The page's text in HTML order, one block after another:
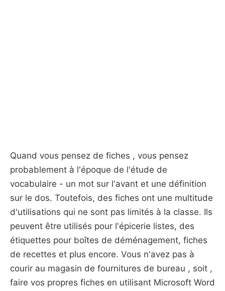
Quand vous pensez de fiches , vous pensez
probablement à l'époque de l'étude de
vocabulaire - un mot sur l'avant et une définition
sur le dos. Toutefois, des fiches ont une multitude
d'utilisations qui ne sont pas limités à la classe. Ils
peuvent être utilisés pour l'épicerie listes, des
étiquettes pour boîtes de déménagement, fiches
de recettes et plus encore. Vous n'avez pas à
courir au magasin de fournitures de bureau , soit ,
faire vos propres fiches en utilisant Microsoft Word